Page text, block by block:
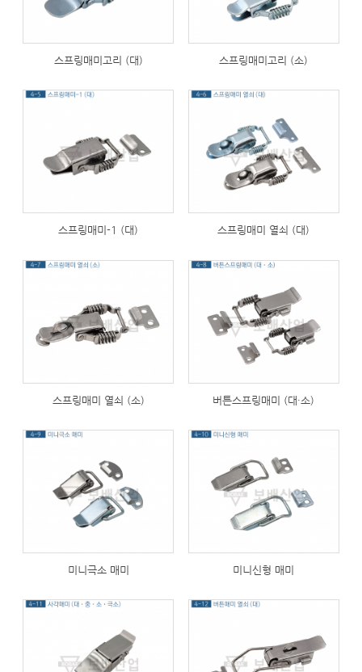
스프링매미고리 (대) 스프링매미고리 (소)
스프링매미-1 (대)
288
스프링매미 열쇠 (대)
스프링매미 열쇠 (소)
280
버튼스프링매미 (대·소)
251
미니극소 매미
267
미니신형 매미